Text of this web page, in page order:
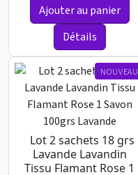
Ajouter au panier
Détails
NOUVEAU
Lot 2 sachets 18 grs
Lavande Lavandin
Tissu Flamant Rose 1